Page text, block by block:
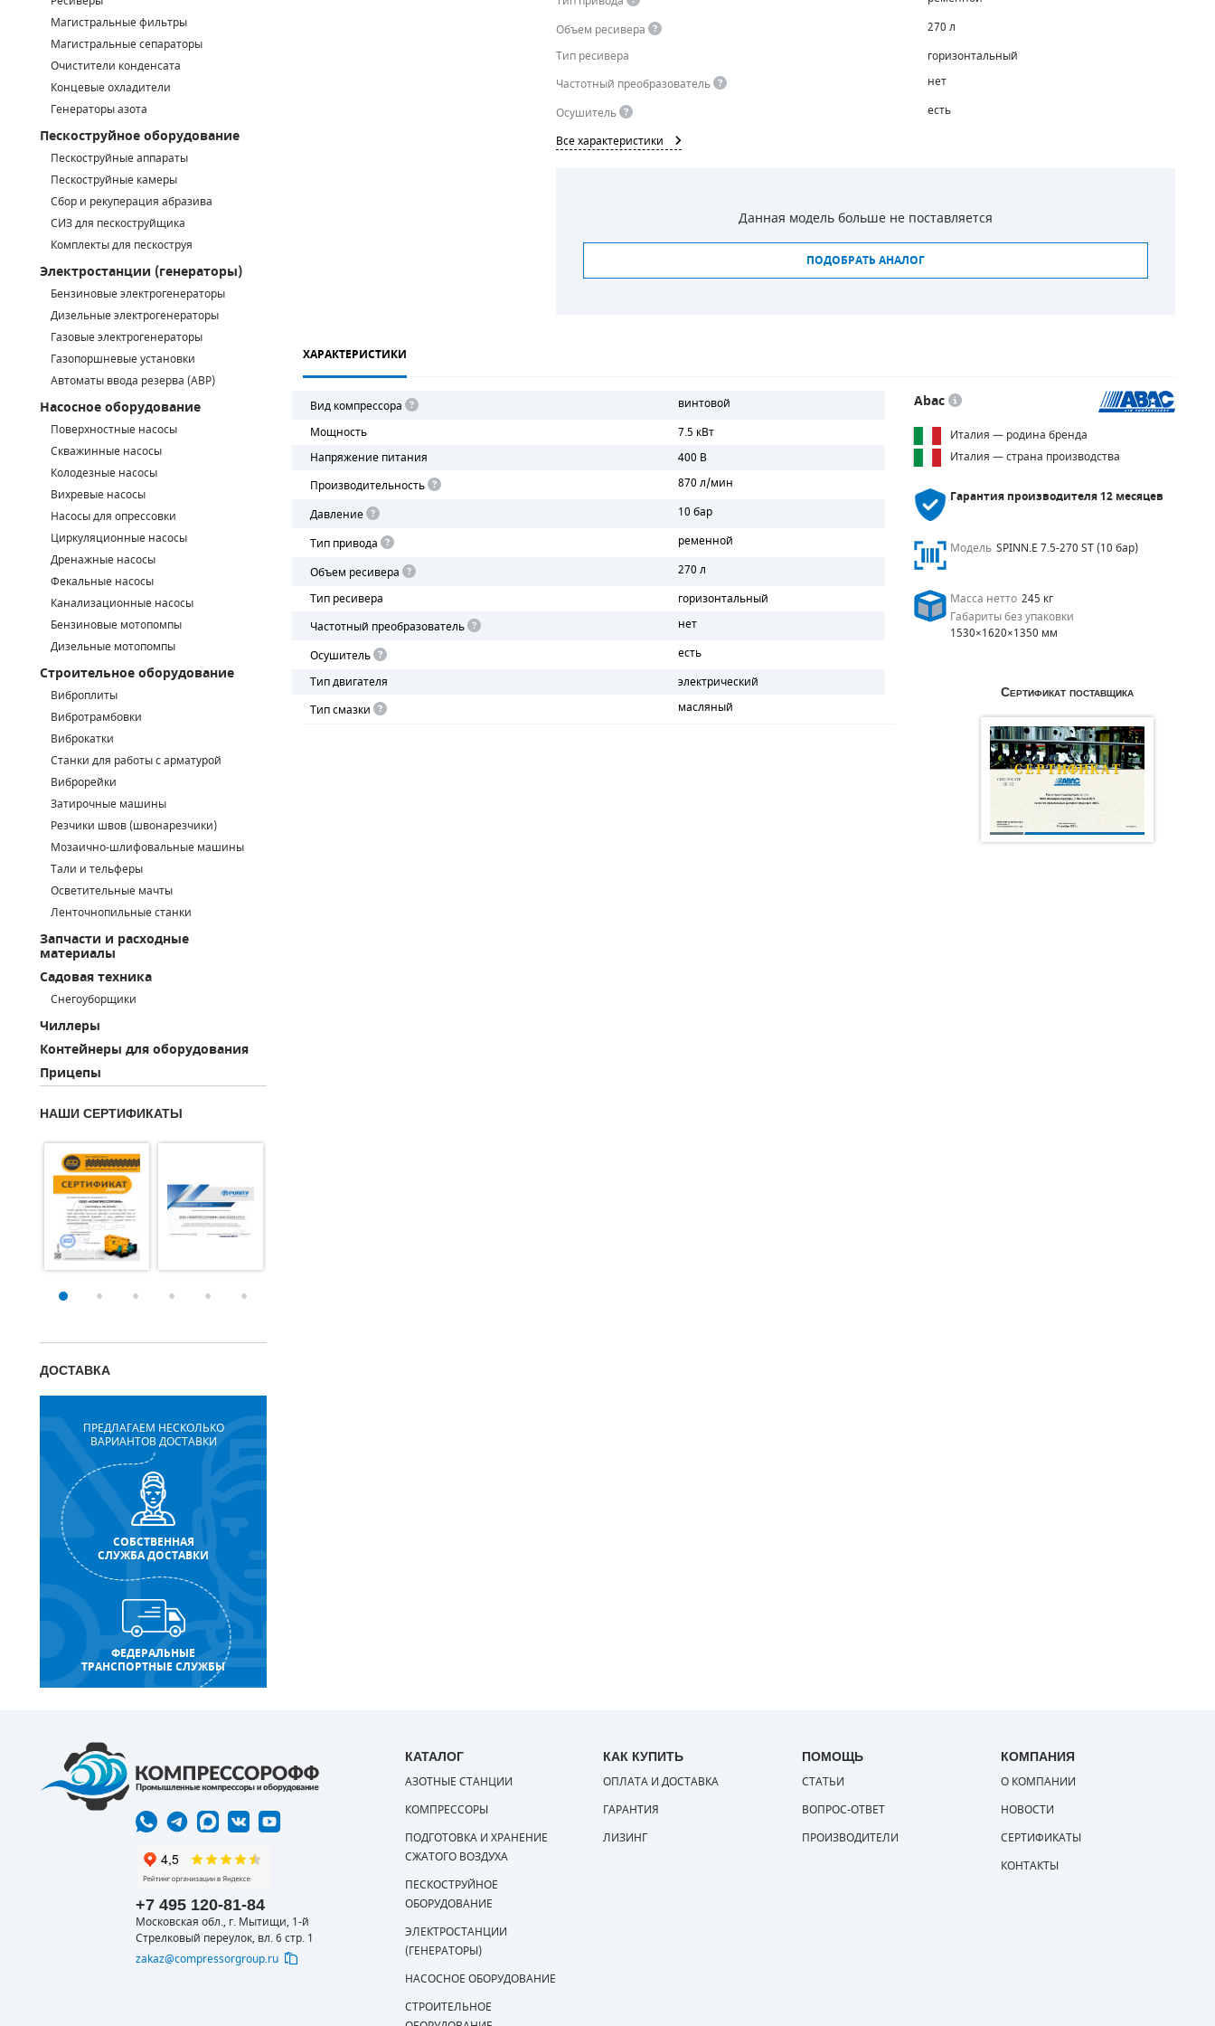
Магистральные фильтры
Магистральные сепараторы
Очистители конденсата
Концевые охладители
Генераторы азота
Пескоструйное оборудование
Пескоструйные аппараты
Пескоструйные камеры
Сбор и рекуперация абразива
СИЗ для пескоструйщика
Комплекты для пескоструя
Электростанции (генераторы)
Бензиновые электрогенераторы
Дизельные электрогенераторы
Газовые электрогенераторы
Газопоршневые установки
Автоматы ввода резерва (АВР)
Насосное оборудование
Поверхностные насосы
Скважинные насосы
Колодезные насосы
Вихревые насосы
Насосы для опрессовки
Циркуляционные насосы
Дренажные насосы
Фекальные насосы
Канализационные насосы
Бензиновые мотопомпы
Дизельные мотопомпы
Строительное оборудование
Виброплиты
Вибротрамбовки
Виброкатки
Станки для работы с арматурой
Виброрейки
Затирочные машины
Резчики швов (швонарезчики)
Мозаично-шлифовальные машины
Тали и тельферы
Осветительные мачты
Ленточнопильные станки
Запчасти и расходные
материалы
Садовая техника
Снегоуборщики
Чиллеры
Контейнеры для оборудования
Прицепы
НАШИ СЕРТИФИКАТЫ
ДОСТАВКА
ПРЕДЛАГАЕМ НЕСКОЛЬКО
ВАРИАНТОВ ДОСТАВКИ
СОБСТВЕННАЯ
СЛУЖБА ДОСТАВКИ
ФЕДЕРАЛЬНЫЕ
ТРАНСПОРТНЫЕ СЛУЖБЫ
Объем ресивера
270 л
Тип ресивера
горизонтальный
Частотный преобразователь
нет
Осушитель
есть
Все характеристики
Данная модель больше не поставляется
ПОДОБРАТЬ АНАЛОГ
ХАРАКТЕРИСТИКИ
Вид компрессора
винтовой
Мощность
7.5 кВт
Напряжение питания
400 В
Производительность
870 л/мин
Давление
10 бар
Тип привода
ременной
Объем ресивера
270 л
Тип ресивера
горизонтальный
Частотный преобразователь
нет
Осушитель
есть
Тип двигателя
электрический
Тип смазки
масляный
Abac
Италия — родина бренда
Италия — страна производства
Гарантия производителя12 месяцев
Модель SPINN.E 7.5-270 ST (10 бар)
Масса нетто 245 кг
Габариты без упаковки
1530×1620×1350 мм
Сертификат поставщика
+7 495 120-81-84
Московская обл., г. Мытищи, 1-й
Стрелковый переулок, вл. 6 стр. 1
zakaz@compressorgroup.ru
КАТАЛОГ
АЗОТНЫЕ СТАНЦИИ
КОМПРЕССОРЫ
ПОДГОТОВКА И ХРАНЕНИЕ
СЖАТОГО ВОЗДУХА
ПЕСКОСТРУЙНОЕ
ОБОРУДОВАНИЕ
ЭЛЕКТРОСТАНЦИИ
(ГЕНЕРАТОРЫ)
НАСОСНОЕ ОБОРУДОВАНИЕ
СТРОИТЕЛЬНОЕ
КАК КУПИТЬ
ОПЛАТА И ДОСТАВКА
ГАРАНТИЯ
ЛИЗИНГ
ПОМОЩЬ
СТАТЬИ
ВОПРОС-ОТВЕТ
ПРОИЗВОДИТЕЛИ
КОМПАНИЯ
О КОМПАНИИ
НОВОСТИ
СЕРТИФИКАТЫ
КОНТАКТЫ
САДОВАЯ ТЕХНИКА
КОНТЕЙНЕРЫ ДЛЯ ОБОРУДОВАНИЯ
КАНАЛИЗАЦИОННЫЕ НАСОСЫ
ДИЗЕЛЬНЫЕ МОТОПОМПЫ
ТАЛИ И ТЕЛЬФЕРЫ
ЛЕНТОЧНОПИЛЬНЫЕ СТАНКИ
КОНТРОЛЛЕРЫ (БЛОКИ УПРАВЛЕНИЯ)
ВПУСКНЫЕ КЛАПАНЫ
ОБРАТНЫЕ КЛАПАНЫ
КЛАПАНЫ МИНИМАЛЬНОГО ДАВЛЕНИЯ
РЕЛЕ ДАВЛЕНИЯ ДЛЯ ДЛЯ КОМПРЕССОРОВ
ДАТЧИКИ
РУКАВА ВЫСОКОГО ДАВЛЕНИЯ (РВД)
ЗАПЧАСТИ ДЛЯ ВИНТОВЫХ КОМПРЕССОРОВ
СМЕННЫЕ ЭЛЕМЕНТЫ МАГИСТРАЛЬНЫХ ФИЛЬТРОВ
ДЛЯ АДСОРБЦИОННЫХ ОСУШИТЕЛЕЙ
ЭЛЕКТРОДВИГАТЕЛИ
БЕНЗИНОВЫЕ ДВИГАТЕЛИ
ДИЗЕЛЬНЫЕ ДВИГАТЕЛИ
ФИЛЬТРЫ ТОПЛИВНЫЕ
МОТОРНОЕ МАСЛО
РАДИАТОРЫ
ПОДШИПНИКИ
ПОРШНЕВЫЕ БЛОКИ
ДЕТАЛИ ПОРШНЕВЫХ КОМПРЕССОРОВ
ДЕТАЛИ СПИРАЛЬНЫХ КОМПРЕССОРОВ
ДЕТАЛИ НАСОСНОЙ ЧАСТИ
ДЕТАЛИ ПОГРУЖНЫХ НАСОСОВ
ШЛАНГИ ДЛЯ МОТОПОМП
ДЛЯ ВАКУУМНЫХ НАСОСОВ